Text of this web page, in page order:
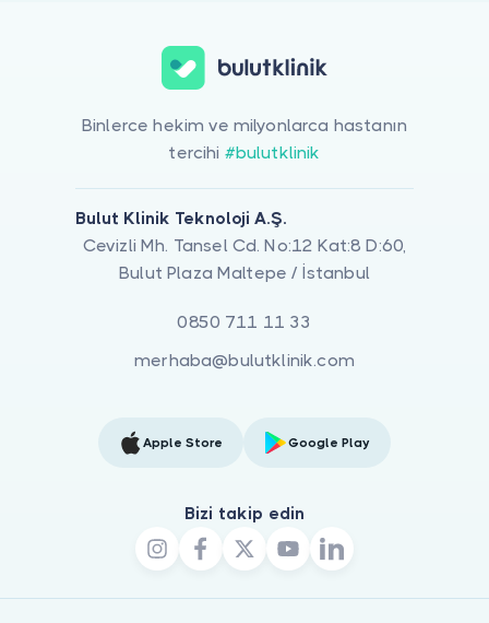
Binlerce hekim ve milyonlarca hastanın
tercihi #bulutklinik
Bulut Klinik Teknoloji A.Ş.
Cevizli Mh. Tansel Cd. No:12 Kat:8 D:60,
Bulut Plaza Maltepe / İstanbul
0850 711 11 33
merhaba@bulutklinik.com
Apple Store Google Play
Bizi takip edin